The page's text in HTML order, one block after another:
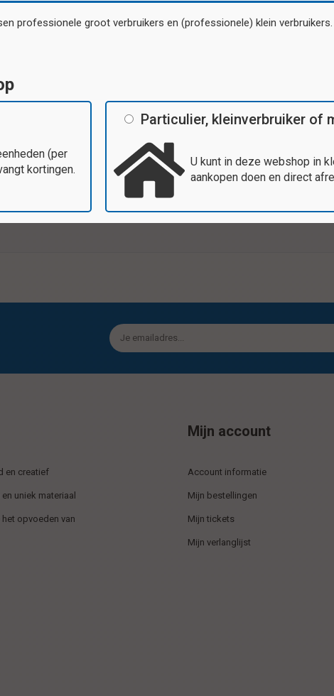
vormen van de
200 stuks
Specificaties
en creatief
uniek materiaal
opvoeden van
Mijn account
Account informatie
Mijn bestellingen
Mijn tickets
Mijn verlanglijst
professionele groot verbruikers en (professionele) klein
(per
kortingen.
Particulier, kleinverbruiker of
U kunt in deze webshop in
aankopen doen en direct